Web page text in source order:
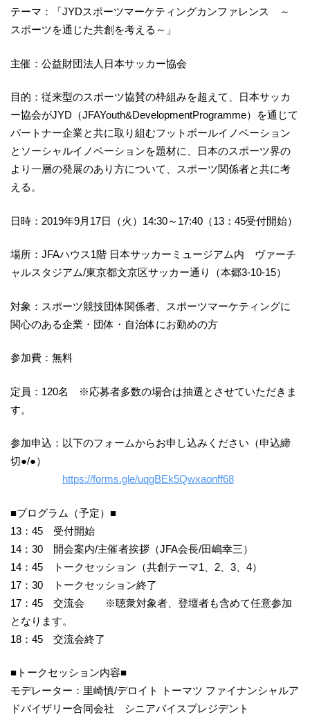
テーマ：「JYDスポーツマーケティングカンファレンス ～
スポーツを通じた共創を考える～」
主催：公益財団法人日本サッカー協会
目的：従来型のスポーツ協賛の枠組みを超えて、日本サッカ
ー協会がJYD（JFAYouth&DevelopmentProgramme）を通じて
パートナー企業と共に取り組むフットボールイノベーション
とソーシャルイノベーションを題材に、日本のスポーツ界の
より一層の発展のあり方について、スポーツ関係者と共に考
える。
日時：2019年9月17日（火）14:30～17:40（13：45受付開始）
場所：JFAハウス1階 日本サッカーミュージアム内 ヴァーチ
ャルスタジアム/東京都文京区サッカー通り（本郷3-10-15）
対象：スポーツ競技団体関係者、スポーツマーケティングに
関心のある企業・団体・自治体にお勤めの方
参加費：無料
定員：120名 ※応募者多数の場合は抽選とさせていただきま
す。
参加申込：以下のフォームからお申し込みください（申込締
切●/●）
https://forms.gle/uqgBEk5Qwxaonff68
■プログラム（予定）■
13：45 受付開始
14：30 開会案内/主催者挨拶（JFA会長/田嶋幸三）
14：45 トークセッション（共創テーマ1、2、3、4）
17：30 トークセッション終了
17：45 交流会 ※聴衆対象者、登壇者も含めて任意参加
となります。
18：45 交流会終了
■トークセッション内容■
モデレーター：里崎慎/デロイト トーマツ ファイナンシャルア
ドバイザリー合同会社 シニアバイスプレジデント